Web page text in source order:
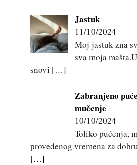
Jastuk
11/10/2024
Moj jastuk zna
sva moja
snovi […]
Zabranjeno
mučenje
10/10/2024
Toliko pućenja,
provedenog vremena za
[…]